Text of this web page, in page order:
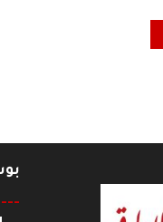
في أدب الرسائل